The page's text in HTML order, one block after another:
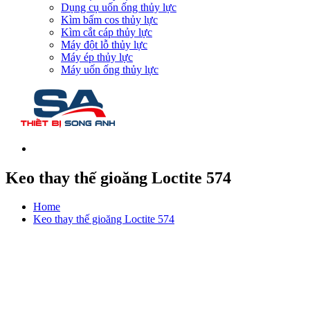
Dụng cụ uốn ống thủy lực
Kìm bấm cos thủy lực
Kìm cắt cáp thủy lực
Máy đột lỗ thủy lực
Máy ép thủy lực
Máy uốn ống thủy lực
Keo thay thế gioăng Loctite 574
Home
Keo thay thế gioăng Loctite 574